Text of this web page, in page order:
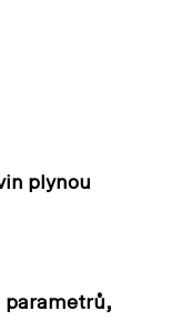
plynou
parametrů,